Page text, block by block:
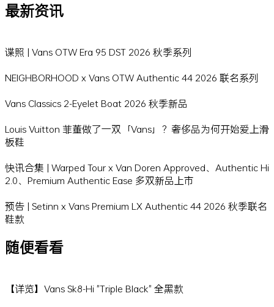
最新资讯
谍照 | Vans OTW Era 95 DST 2026 秋季系列
NEIGHBORHOOD x Vans OTW Authentic 44 2026 联名系列
Vans Classics 2-Eyelet Boat 2026 秋季新品
Louis Vuitton 菲董做了一双「Vans」？奢侈品为何开始爱上滑
板鞋
快讯合集 | Warped Tour x Van Doren Approved、Authentic Hi
2.0、Premium Authentic Ease 多双新品上市
预告 | Setinn x Vans Premium LX Authentic 44 2026 秋季联名
鞋款
随便看看
【详览】Vans Sk8-Hi "Triple Black" 全黑款